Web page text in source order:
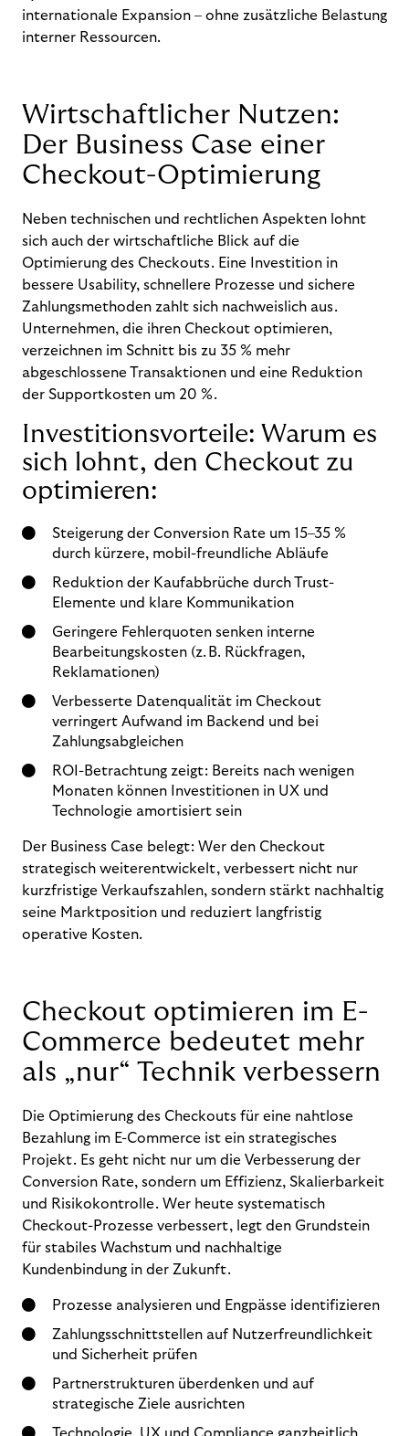
internationale Expansion – ohne zusätzliche Belastung
interner Ressourcen.
Wirtschaftlicher Nutzen:
Der Business Case einer
Checkout-Optimierung
Neben technischen und rechtlichen Aspekten lohnt
sich auch der wirtschaftliche Blick auf die
Optimierung des Checkouts. Eine Investition in
bessere Usability, schnellere Prozesse und sichere
Zahlungsmethoden zahlt sich nachweislich aus.
Unternehmen, die ihren Checkout optimieren,
verzeichnen im Schnitt bis zu 35 % mehr
abgeschlossene Transaktionen und eine Reduktion
der Supportkosten um 20 %.
Investitionsvorteile: Warum es
sich lohnt, den Checkout zu
optimieren:
Steigerung der Conversion Rate um 15–35 %
durch kürzere, mobil-freundliche Abläufe
Reduktion der Kaufabbrüche durch Trust-
Elemente und klare Kommunikation
Geringere Fehlerquoten senken interne
Bearbeitungskosten (z. B. Rückfragen,
Reklamationen)
Verbesserte Datenqualität im Checkout
verringert Aufwand im Backend und bei
Zahlungsabgleichen
ROI-Betrachtung zeigt: Bereits nach wenigen
Monaten können Investitionen in UX und
Technologie amortisiert sein
Der Business Case belegt: Wer den Checkout
strategisch weiterentwickelt, verbessert nicht nur
kurzfristige Verkaufszahlen, sondern stärkt nachhaltig
seine Marktposition und reduziert langfristig
operative Kosten.
Checkout optimieren im E-
Commerce bedeutet mehr
als „nur“ Technik verbessern
Die Optimierung des Checkouts für eine nahtlose
Bezahlung im E-Commerce ist ein strategisches
Projekt. Es geht nicht nur um die Verbesserung der
Conversion Rate, sondern um Effizienz, Skalierbarkeit
und Risikokontrolle. Wer heute systematisch
Checkout-Prozesse verbessert, legt den Grundstein
für stabiles Wachstum und nachhaltige
Kundenbindung in der Zukunft.
Prozesse analysieren und Engpässe identifizieren
Zahlungsschnittstellen auf Nutzerfreundlichkeit
und Sicherheit prüfen
Partnerstrukturen überdenken und auf
strategische Ziele ausrichten